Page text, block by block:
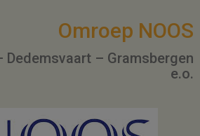
Omroep NOOS
Dedemsvaart – Gramsbergen
e.o.